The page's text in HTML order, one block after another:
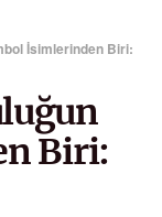
İsimlerinden Biri:
Biri: